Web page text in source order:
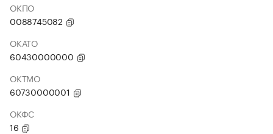
ОКПО
0088745082
ОКАТО
60430000000
ОКТМО
60730000001
ОКФС
16